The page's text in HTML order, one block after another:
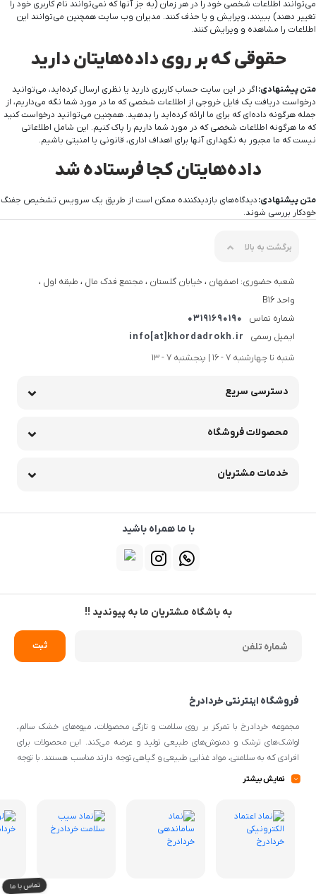
می‌توانند اطلاعات شخصی خود را در هر زمان (به جز آنها که نمی‌توانند نام کاربری خود را
تغییر دهند) ببینند، ویرایش و یا حذف کنند. مدیران وب سایت همچنین می‌توانند این
اطلاعات را مشاهده و ویرایش کنند.
حقوقی که بر روی داده‌هایتان دارید
متن پیشنهادی:اگر در این سایت حساب کاربری دارید یا نظری ارسال کرده‌اید، می‌توانید
درخواست دریافت یک فایل خروجی از اطلاعات شخصی که ما در مورد شما نگه می‌داریم، از
جمله هرگونه داده‌ای که برای ما ارائه کرده‌اید را بدهید. همچنین می‌توانید درخواست کنید
که ما هرگونه اطلاعات شخصی که در مورد شما داریم را پاک کنیم. این شامل اطلاعاتی
نیست که ما مجبور به نگهداری آنها برای اهداف اداری، قانونی یا امنیتی باشیم.
داده‌هایتان کجا فرستاده شد
متن پیشنهادی:دیدگاه‌های بازدیدکننده ممکن است از طریق یک سرویس تشخیص جفنگ
خودکار بررسی شوند.
برگشت به بالا
شعبه حضوری: اصفهان ، خیابان گلستان ، مجتمع فدک مال ، طبقه اول ،
واحد B16
شماره تماس
03191690190
ایمیل رسمی
info[at]khordadrokh.ir
شنبه تا چهارشنبه 7 - 16 | پنجشنبه 7 - 13
دسترسی سریع
محصولات فروشگاه
خدمات مشتریان
با ما همراه باشید
به باشگاه مشتریان ما به پیوندید !!
فروشگاه اینترنتی خردادرخ
مجموعه خردادرخ با تمرکز بر روی سلامت و تازگی محصولات، میوه‌های خشک سالم،
لواشک‌های ترشک و دمنوش‌های طبیعی تولید و عرضه می‌کند. این محصولات برای
افرادی که به سلامتی، مواد غذایی طبیعی و گیاهی توجه دارند مناسب هستند. با توجه
به اینکه از مواد اولیه طبیعی و کیفیتی برای تهیه محصولات استفاده می‌شود، می‌توانند
نمایش بیشتر